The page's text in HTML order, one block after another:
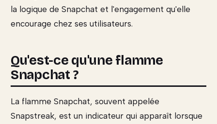
la logique de Snapchat et l'engagement qu'elle
encourage chez ses utilisateurs.
Qu'est-ce qu'une flamme
Snapchat ?
La flamme Snapchat, souvent appelée
Snapstreak, est un indicateur qui apparaît lorsque